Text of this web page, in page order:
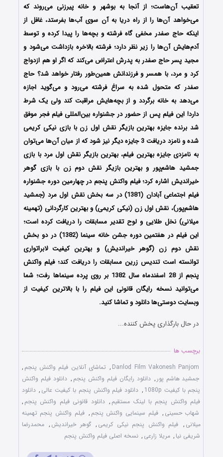
تعقیب آن‌هاست؛ از آنجا به بوشهر و خانه پیرزنی می‌روند که
می‌خواهد آن‌ها را از راه دریا به آن سوی آب‌ها بفرستد، غافل از
اینکه حاج صفدر مخفی گاه فرشته و بچه‌ها را پیدا کرده و توسط
آدم‌هایش آن‌ها را زیر نظر دارد؛ فرشته بالاخره بازداشت می‌شود و
مجید پسر حاج صفدر به پدرش اعتراض می‌کند که اگر او هم ازدواج
کرد و مرد، با همسر و فرزندانش همین‌طور رفتار خواهد شد؟ حاج
صفدر که متحول شده به سراغ فرشته می‌رود و می‌گوید اجازه
می‌دهد به خانه برگردد و از بچه‌هایش مراقبت کند ولی یک شرط
دارد! این فیلم پس از حضور در جشنواره بین‌المللی فیلم فجر موفق
شد برنده جایزه بهترین بازیگر نقش اول زن با بازی نیکی کریمی
شده و نامزد دریافت 3 جایزه دیگر نیز شود که از میان آن‌ها می‌توان
به نامزدی جایزه بهترین فیلم، بهترین بازیگر نقش اول مرد با بازی
جمشید هاشم‌پور و بهترین بازیگر نقش دوم زن با بازی گوهر
خیراندیش اشاره کرد؛ فیلم واکنش پنجم در چهارمین دوره جشنواره
فیلم اجتماعی آبادان (1381) در سه بخش نقش اول مرد (جمشید
هاشم‌پور)، نقش اول زن (نیکی کریمی) و بهترین کارگردانی (تهمینه
میلانی) نخل طلایی و لوح تقدیر مسابقات را دریافت کرده‌ است؛
این فیلم در هفتمین دوره جشن خانه سینما (1382) در دو بخش
نقش دوم زن (گوهر خیراندیش) و بهترین کیفیت لابراتواری
توانسته‌ است تندیس زرین مسابقات را دریافت کند؛ فیلم واکنش
پنجم از 28 اسفندماه سال 1382 بر روی پرده سینماها رفت؛ شما
می‌توانید نسخه رایگان قانونی این فیلم را با بالاترین کیفیت از
وبسایت دوستی‌ها دانلود و تماشا کنید.
در حال بارگذاری پخش کننده...
برچسب ها
Danlod Film Vakonesh Panjom
, تماشای آنلاین فیلم واکنش پنجم ,
جمشید هاشم پور , دانلود رایگان فیلم واکنش پنجم , دانلود فیلم واکنش
پنجم با کیفیت 1080p
, دانلود فیلم واکنش پنجم با کیفیت عالی , دانلود
فیلم واکنش پنجم با لینک مستقیم , دانلود قانونی فیلم واکنش پنجم ,
شهاب حسینی , فیلم سینمایی واکنش پنجم , فیلم واکنش پنجم تهمینه
میلانی , فیلم واکنش پنجم نیکی کریمی , گوهر خیراندیش , محمد‌رضا
شریفی نیا , مریلا زارعی , نسخه اصلی فیلم واکنش پنجم